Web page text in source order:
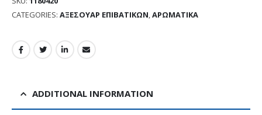
CATEGORIES: ΑΞΕΣΟΥΑΡ ΕΠΙΒΑΤΙΚΩΝ,ΑΡΩΜΑΤΙΚΑ
ADDITIONAL INFORMATION